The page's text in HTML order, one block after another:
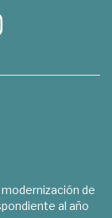
de
al año